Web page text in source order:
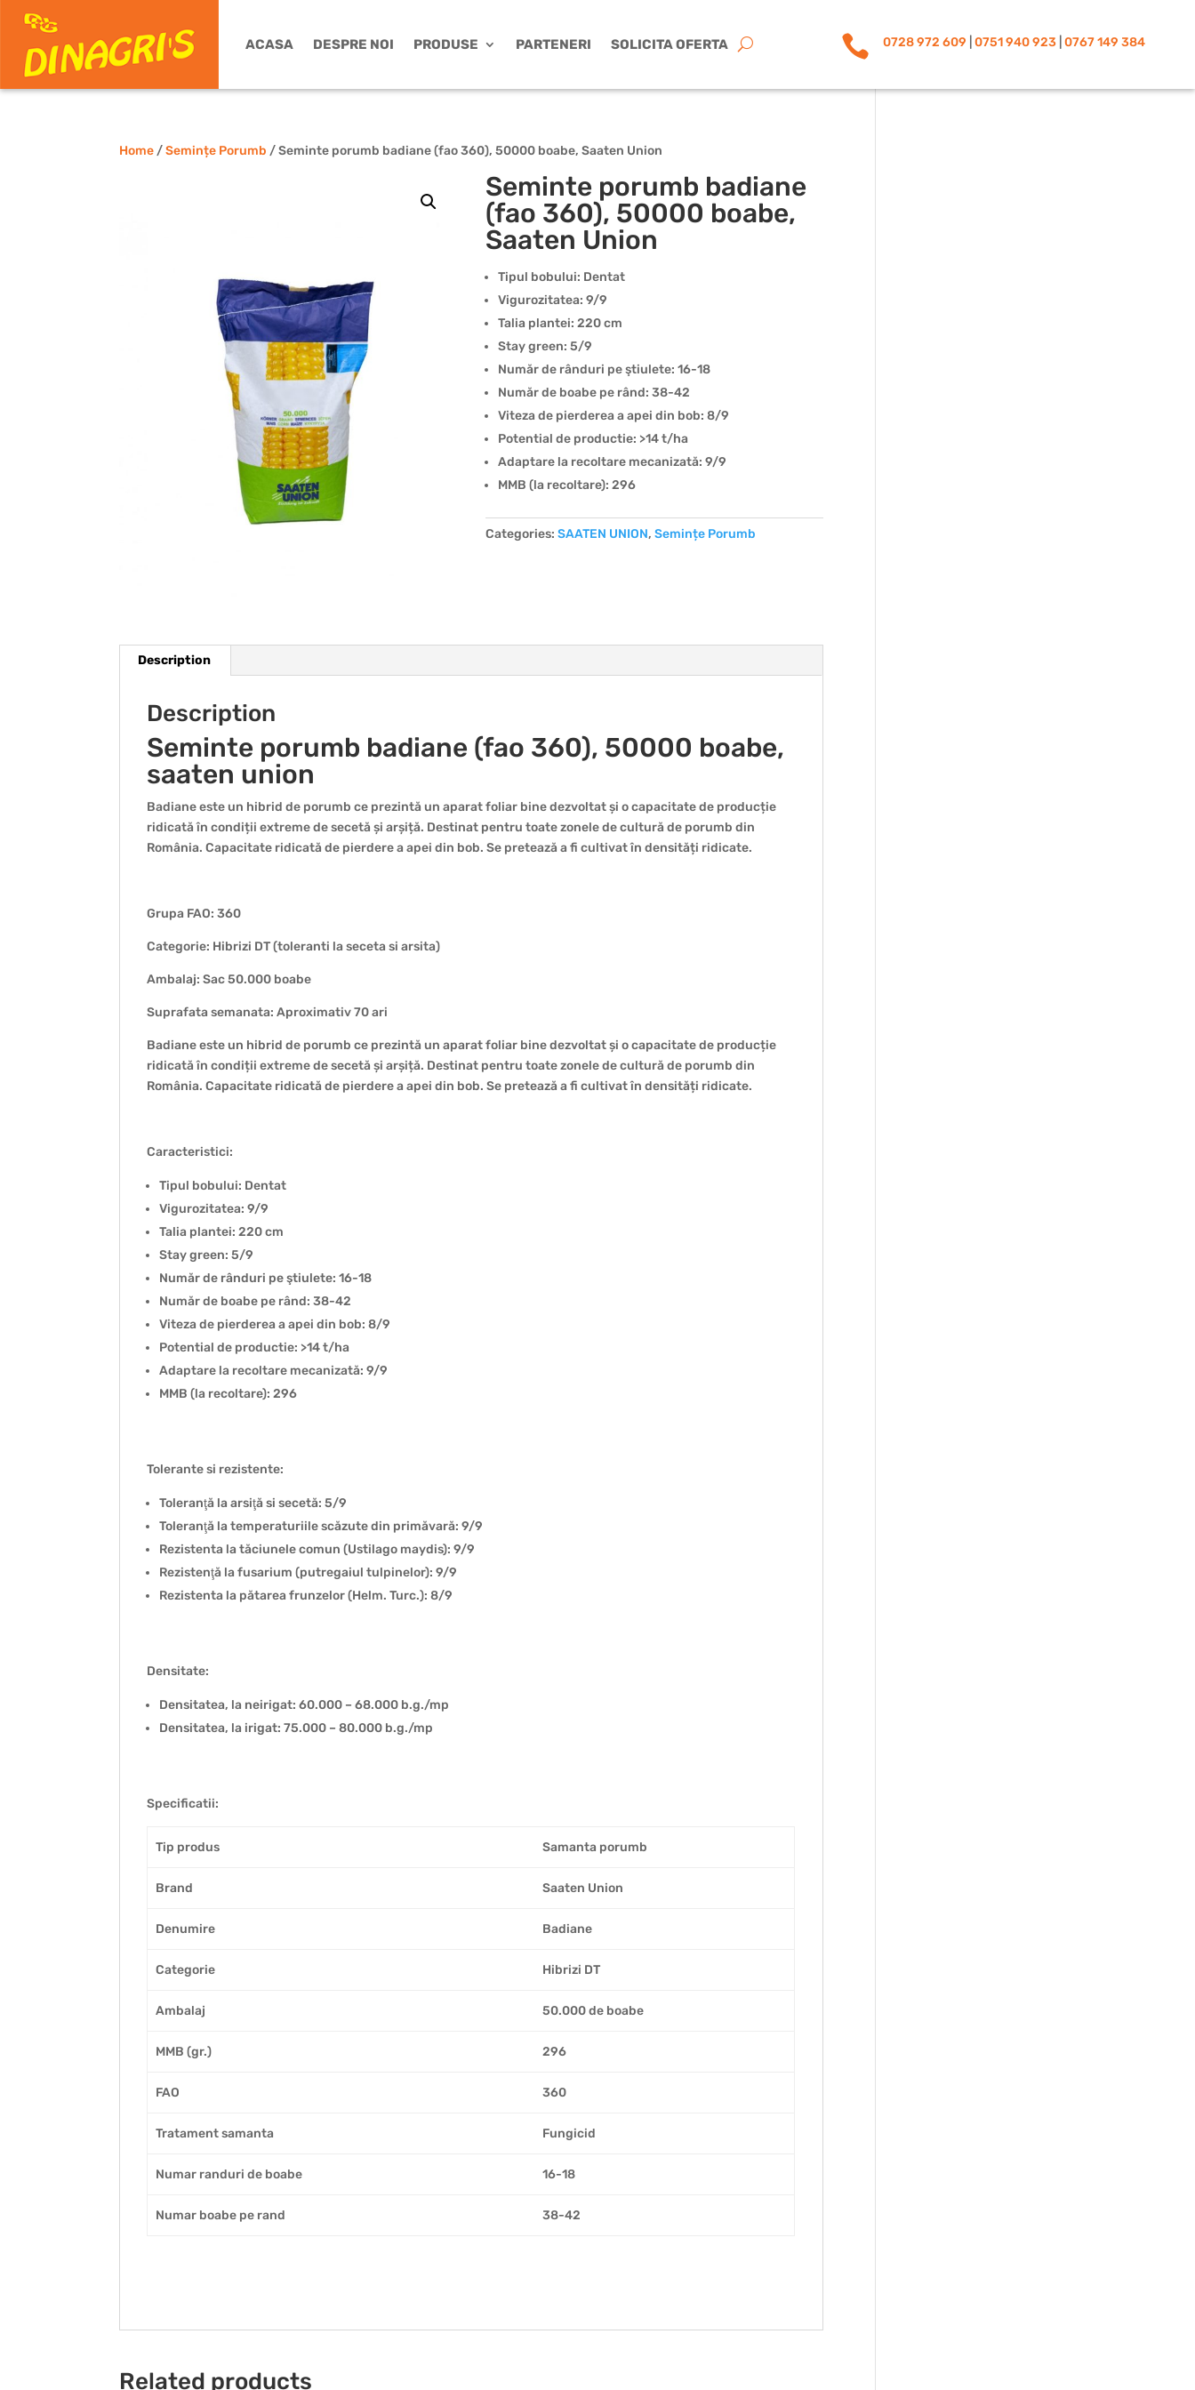
ACASA DESPRE NOI PRODUSE PARTENERI SOLICITA OFERTA  0728 972 609 0751 940 923| 0767 149 384
Home /Semințe Porumb / Seminte porumb badiane (fao 360), 50000 boabe, Saaten Union
Seminte porumb badiane
(fao 360), 50000 boabe,
Saaten Union
Tipul bobului: Dentat
Vigurozitatea: 9/9
Talia plantei: 220 cm
Stay green: 5/9
Număr de rânduri pe ştiulete: 16-18
Număr de boabe pe rând: 38-42
Viteza de pierderea a apei din bob: 8/9
Potential de productie: >14 t/ha
Adaptare la recoltare mecanizată: 9/9
MMB (la recoltare): 296
Categories:SAATEN UNION,Semințe Porumb
Description
Description
Seminte porumb badiane (fao 360), 50000 boabe,
saaten union
Badiane este un hibrid de porumb ce prezintă un aparat foliar bine dezvoltat și o capacitate de producție
ridicată în condiții extreme de secetă și arșiță. Destinat pentru toate zonele de cultură de porumb din
România. Capacitate ridicată de pierdere a apei din bob. Se pretează a fi cultivat în densități ridicate.
Grupa FAO: 360
Categorie: Hibrizi DT (toleranti la seceta si arsita)
Ambalaj: Sac 50.000 boabe
Suprafata semanata: Aproximativ 70 ari
Badiane este un hibrid de porumb ce prezintă un aparat foliar bine dezvoltat și o capacitate de producție
ridicată în condiții extreme de secetă și arșiță. Destinat pentru toate zonele de cultură de porumb din
România. Capacitate ridicată de pierdere a apei din bob. Se pretează a fi cultivat în densități ridicate.
Caracteristici:
Tipul bobului: Dentat
Vigurozitatea: 9/9
Talia plantei: 220 cm
Stay green: 5/9
Număr de rânduri pe ştiulete: 16-18
Număr de boabe pe rând: 38-42
Viteza de pierderea a apei din bob: 8/9
Potential de productie: >14 t/ha
Adaptare la recoltare mecanizată: 9/9
MMB (la recoltare): 296
Tolerante si rezistente:
Toleranţă la arsiţă si secetă: 5/9
Toleranţă la temperaturiile scăzute din primăvară: 9/9
Rezistenta la tăciunele comun (Ustilago maydis): 9/9
Rezistenţă la fusarium (putregaiul tulpinelor): 9/9
Rezistenta la pătarea frunzelor (Helm. Turc.): 8/9
Densitate:
Densitatea, la neirigat: 60.000 – 68.000 b.g./mp
Densitatea, la irigat: 75.000 – 80.000 b.g./mp
Specificatii:
Tip produs Samanta porumb
Brand Saaten Union
Denumire Badiane
Categorie Hibrizi DT
Ambalaj 50.000 de boabe
MMB (gr.) 296
FAO 360
Tratament samanta Fungicid
Numar randuri de boabe 16-18
Numar boabe pe rand 38-42
Related products